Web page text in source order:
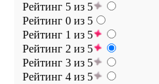
Рейтинг 5 из 5
Рейтинг 0 из 5
Рейтинг 1 из 5
Рейтинг 2 из 5
Рейтинг 3 из 5
Рейтинг 4 из 5